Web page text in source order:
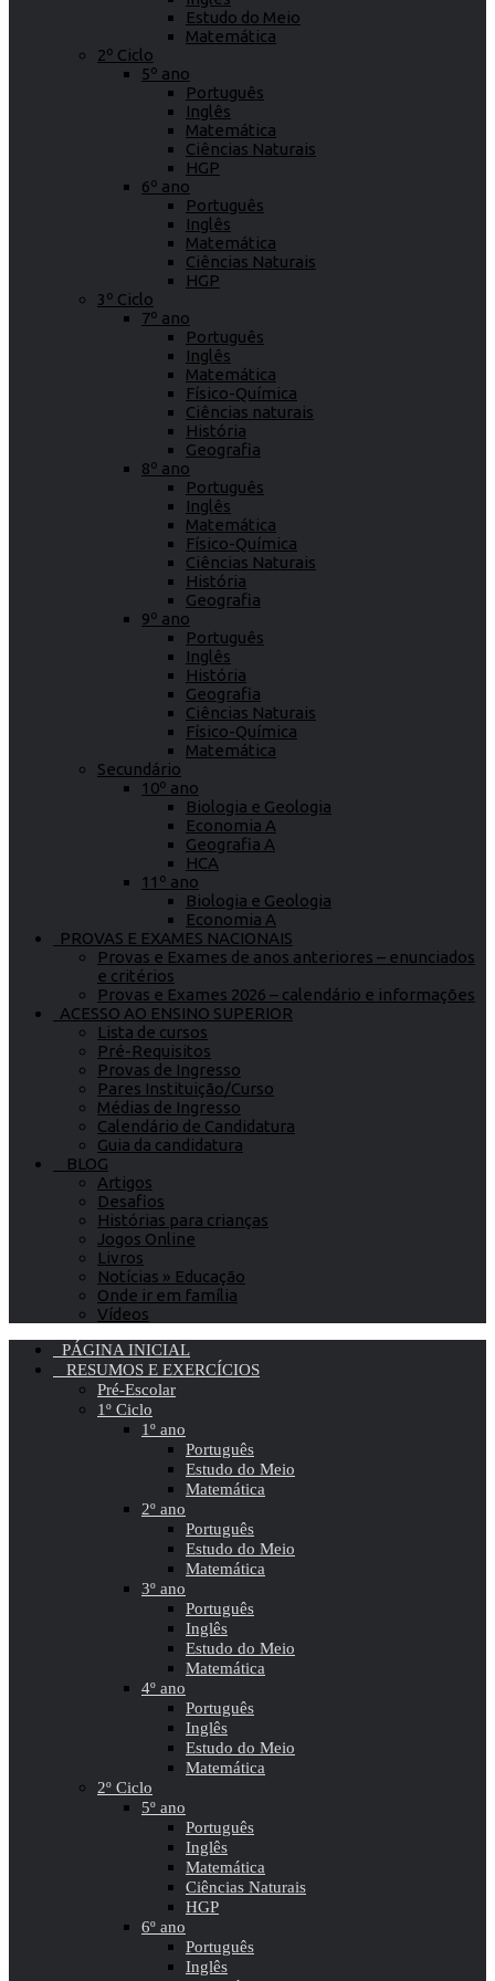
Estudo do Meio
Matemática
2º Ciclo
5º ano
Português
Inglês
Matemática
Ciências Naturais
HGP
6º ano
Português
Inglês
Matemática
Ciências Naturais
HGP
3º Ciclo
7º ano
Português
Inglês
Matemática
Físico-Química
Ciências naturais
História
Geografia
8º ano
Português
Inglês
Matemática
Físico-Química
Ciências Naturais
História
Geografia
9º ano
Português
Inglês
História
Geografia
Ciências Naturais
Físico-Química
Matemática
Secundário
10º ano
Biologia e Geologia
Economia A
Geografia A
HCA
11º ano
Biologia e Geologia
Economia A
PROVAS E EXAMES NACIONAIS
Provas e Exames de anos anteriores – enunciados
e critérios
Provas e Exames 2026 – calendário e informações
ACESSO AO ENSINO SUPERIOR
Lista de cursos
Pré-Requisitos
Provas de Ingresso
Pares Instituição/Curso
Médias de Ingresso
Calendário de Candidatura
Guia da candidatura
BLOG
Artigos
Desafios
Histórias para crianças
Jogos Online
Livros
Notícias » Educação
Onde ir em família
Vídeos
PÁGINA INICIAL
RESUMOS E EXERCÍCIOS
Pré-Escolar
1º Ciclo
1º ano
Português
Estudo do Meio
Matemática
2º ano
Português
Estudo do Meio
Matemática
3º ano
Português
Inglês
Estudo do Meio
Matemática
4º ano
Português
Inglês
Estudo do Meio
Matemática
2º Ciclo
5º ano
Português
Inglês
Matemática
Ciências Naturais
HGP
6º ano
Português
Inglês